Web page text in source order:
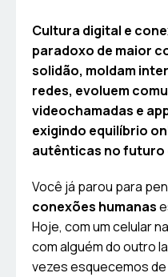
Cultura digital e
paradoxo de maior
solidão, moldam
redes, evoluem
videochamadas e
exigindo equilíbrio
autênticas no futuro
Você já parou para
conexões humanas
Hoje, com um celular
com alguém do outro
vezes esquecemos